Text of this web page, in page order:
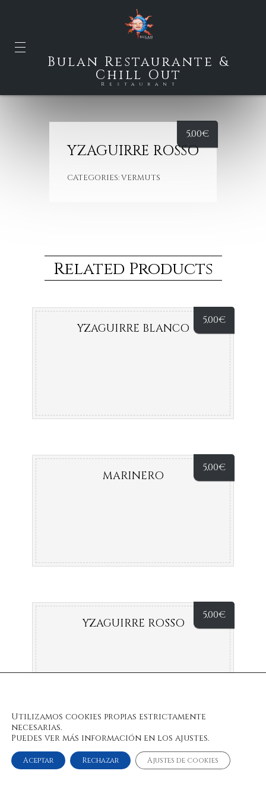
Bulan Restaurante &
Chill Out
Restaurant
YZAGUIRRE ROSSO
CATEGORIES:VERMUTS
5,00€
Related Products
5,00€
YZAGUIRRE BLANCO
5,00€
MARINERO
5,00€
YZAGUIRRE ROSSO
Utilizamos cookies propias estrictamente
necesarias.
Puedes ver más información en los ajustes.
Aceptar Rechazar Ajustes de cookies